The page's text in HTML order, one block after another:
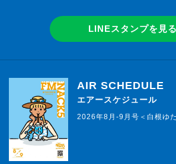
LINEスタンプを見る
AIR SCHEDULE
エアースケジュール
2026年8月-9月号＜白根ゆ